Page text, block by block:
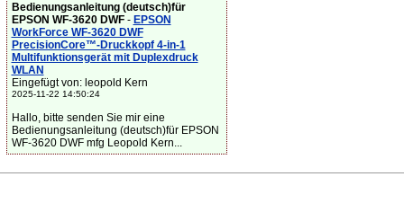
Bedienungsanleitung (deutsch)für
EPSON WF-3620 DWF- EPSON
WorkForce WF-3620 DWF
PrecisionCore™-Druckkopf 4-in-1
Multifunktionsgerät mit Duplexdruck
WLAN
Eingefügt von: leopold Kern
2025-11-22 14:50:24
Hallo, bitte senden Sie mir eine
Bedienungsanleitung (deutsch)für EPSON
WF-3620 DWF mfg Leopold Kern...